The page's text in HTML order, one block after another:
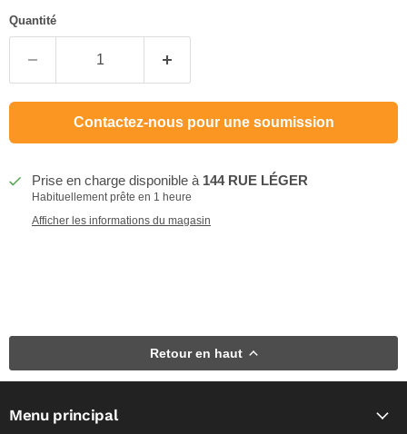
Quantité
Contactez-nous pour une soumission
Prise en charge disponible à 144 RUE LÉGER
Habituellement prête en 1 heure
Afficher les informations du magasin
Retour en haut
Menu principal